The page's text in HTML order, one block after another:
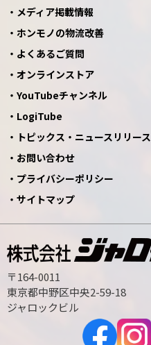
メディア掲載情報
ホンモノの物流改善
よくあるご質問
オンラインストア
YouTubeチャンネル
LogiTube
トピックス・ニュースリリース
お問い合わせ
プライバシーポリシー
サイトマップ
〒164-0011
東京都中野区中央2-59-18
ジャロックビル